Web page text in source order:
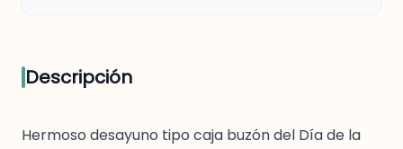
Descripción
Hermoso desayuno tipo caja buzón del Día de la